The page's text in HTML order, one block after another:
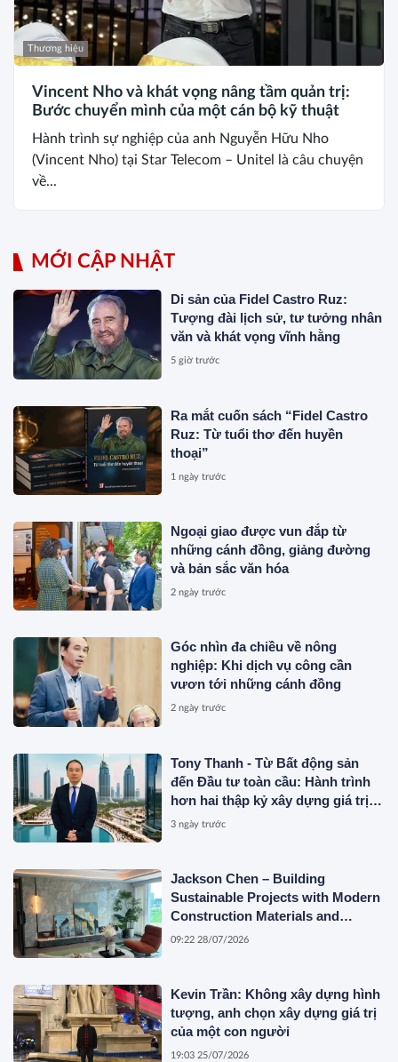
Thương hiệu
Vincent Nho và khát vọng nâng tầm quản trị:
Bước chuyển mình của một cán bộ kỹ thuật
Hành trình sự nghiệp của anh Nguyễn Hữu Nho
(Vincent Nho) tại Star Telecom – Unitel là câu chuyện
về...
MỚI CẬP NHẬT
Di sản của Fidel Castro Ruz:
Tượng đài lịch sử, tư tưởng nhân
văn và khát vọng vĩnh hằng
5 giờ trước
Ra mắt cuốn sách “Fidel Castro
Ruz: Từ tuổi thơ đến huyền
thoại”
1 ngày trước
Ngoại giao được vun đắp từ
những cánh đồng, giảng đường
và bản sắc văn hóa
2 ngày trước
Góc nhìn đa chiều về nông
nghiệp: Khi dịch vụ công cần
vươn tới những cánh đồng
2 ngày trước
Tony Thanh - Từ Bất động sản
đến Đầu tư toàn cầu: Hành trình
hơn hai thập kỷ xây dựng giá trị
của một doanh nhân Việt tại Úc
3 ngày trước
Jackson Chen – Building
Sustainable Projects with Modern
Construction Materials and
Innovative Container Solutions
09:22 28/07/2026
Kevin Trần: Không xây dựng hình
tượng, anh chọn xây dựng giá trị
của một con người
19:03 25/07/2026